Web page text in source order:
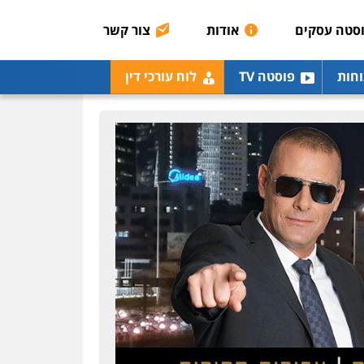
עסקים אודות צור קשר
פוסטה TV לוח עורכי דין
0507120031
עו"ד אייל אביטל
פלילי פשיעה חמורה
מעצרים וחקירות
0544712201
עו"ד בועז קניג
פלילי משפחה כלכלי צבאי
0507003001
ויקי שמואל – משרד עו"ד
פלילי משפט פלילי
0528959600